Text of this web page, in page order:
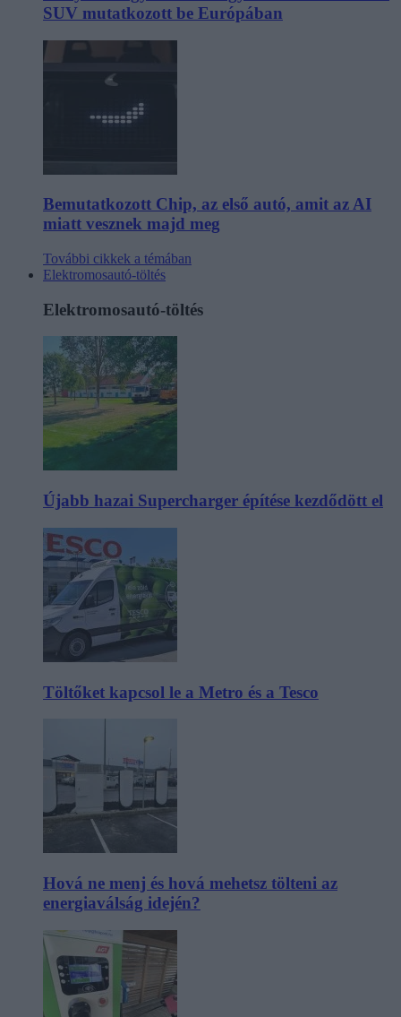
SUV mutatkozott be Európában
Bemutatkozott Chip, az első autó, amit az AI
miatt vesznek majd meg
További cikkek a témában
Elektromosautó-töltés
Elektromosautó-töltés
Újabb hazai Supercharger építése kezdődött el
Töltőket kapcsol le a Metro és a Tesco
Hová ne menj és hová mehetsz tölteni az
energiaválság idején?